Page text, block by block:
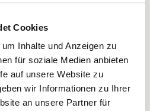
Cookies
Inhalte und Anzeigen zu
für soziale Medien anbieten
auf unsere Website zu
wir Informationen zu Ihrer
an unsere Partner für
in List